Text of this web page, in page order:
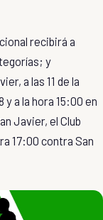
recibirá a
y
a las 11 de la
y a la hora 15:00 en
Javier, el Club
17:00 contra San